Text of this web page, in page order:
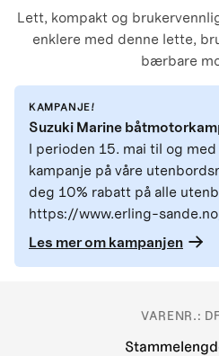
Lett, kompakt og
enklere med denne lette,
bærbare
KAMPANJE!
Suzuki Marine
I perioden 15. mai til og
kampanje på våre
deg 10% rabatt på alle
https://www.erling-
Les mer om kampanjen
VARENR.: